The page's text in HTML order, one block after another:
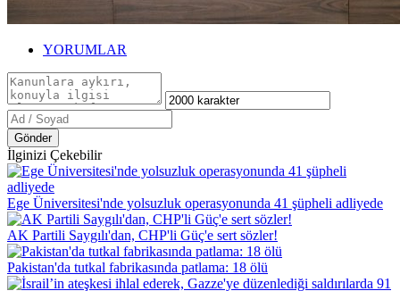
YORUMLAR
Gönder
İlginizi Çekebilir
Ege Üniversitesi'nde yolsuzluk operasyonunda 41 şüpheli adliyede
AK Partili Saygılı'dan, CHP'li Güç'e sert sözler!
Pakistan'da tutkal fabrikasında patlama: 18 ölü